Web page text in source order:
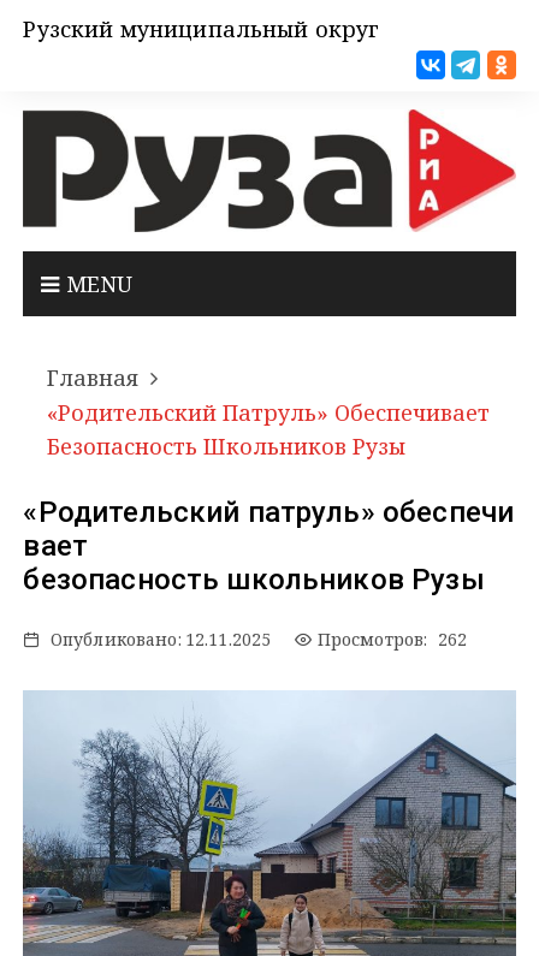
Рузский муниципальный округ
MENU
Главная
«Родительский Патруль» Обеспечивает
Безопасность Школьников Рузы
«Родительский патруль» обеспечи
вает
безопасность школьников Рузы
Опубликовано: 12.11.2025 Просмотров: 262